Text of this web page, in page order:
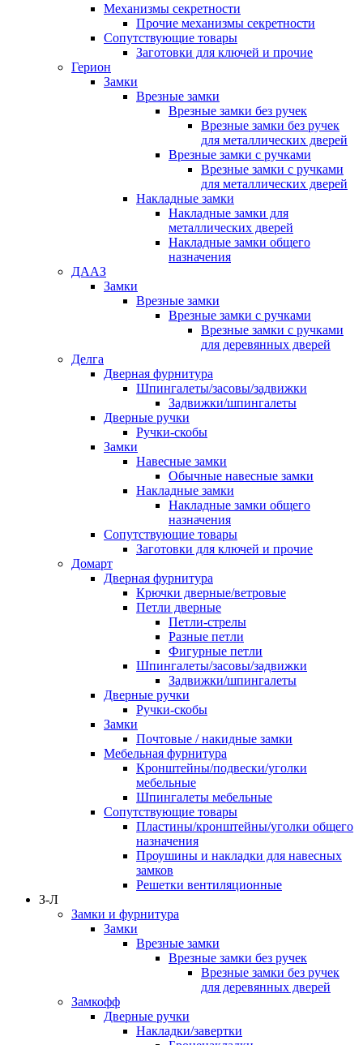
Механизмы секретности
Прочие механизмы секретности
Сопутствующие товары
Заготовки для ключей и прочие
Герион
Замки
Врезные замки
Врезные замки без ручек
Врезные замки без ручек
для металлических дверей
Врезные замки с ручками
Врезные замки с ручками
для металлических дверей
Накладные замки
Накладные замки для
металлических дверей
Накладные замки общего
назначения
ДААЗ
Замки
Врезные замки
Врезные замки с ручками
Врезные замки с ручками
для деревянных дверей
Делга
Дверная фурнитура
Шпингалеты/засовы/задвижки
Задвижки/шпингалеты
Дверные ручки
Ручки-скобы
Замки
Навесные замки
Обычные навесные замки
Накладные замки
Накладные замки общего
назначения
Сопутствующие товары
Заготовки для ключей и прочие
Домарт
Дверная фурнитура
Крючки дверные/ветровые
Петли дверные
Петли-стрелы
Разные петли
Фигурные петли
Шпингалеты/засовы/задвижки
Задвижки/шпингалеты
Дверные ручки
Ручки-скобы
Замки
Почтовые / накидные замки
Мебельная фурнитура
Кронштейны/подвески/уголки
мебельные
Шпингалеты мебельные
Сопутствующие товары
Пластины/кронштейны/уголки общего
назначения
Проушины и накладки для навесных
замков
Решетки вентиляционные
З-Л
Замки и фурнитура
Замки
Врезные замки
Врезные замки без ручек
Врезные замки без ручек
для деревянных дверей
Замкофф
Дверные ручки
Накладки/завертки